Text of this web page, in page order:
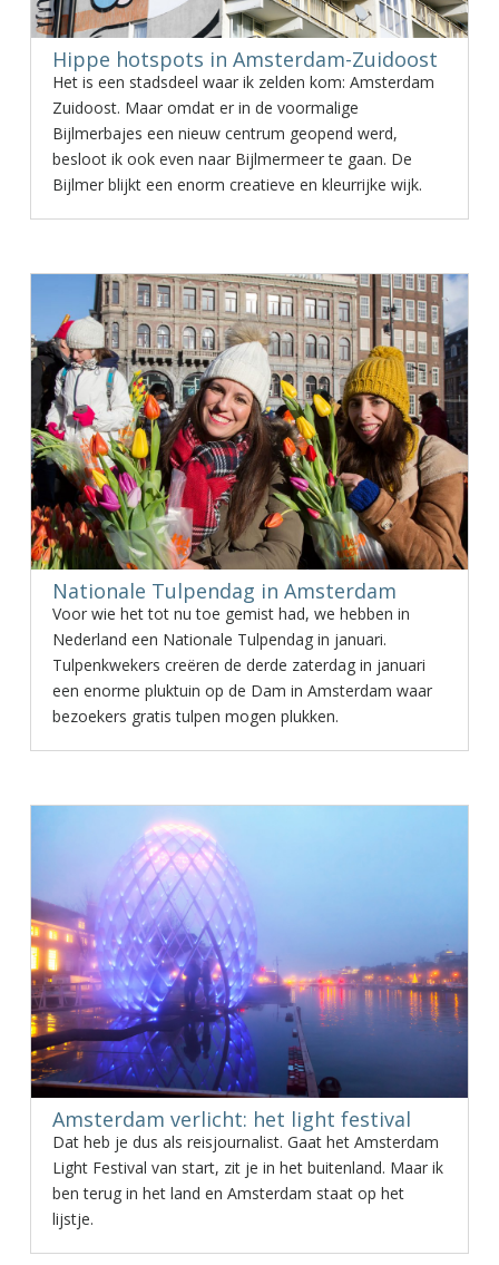
Hippe hotspots in Amsterdam-Zuidoost
Het is een stadsdeel waar ik zelden kom: Amsterdam
Zuidoost. Maar omdat er in de voormalige
Bijlmerbajes een nieuw centrum geopend werd,
besloot ik ook even naar Bijlmermeer te gaan. De
Bijlmer blijkt een enorm creatieve en kleurrijke wijk.
Nationale Tulpendag in Amsterdam
Voor wie het tot nu toe gemist had, we hebben in
Nederland een Nationale Tulpendag in januari.
Tulpenkwekers creëren de derde zaterdag in januari
een enorme pluktuin op de Dam in Amsterdam waar
bezoekers gratis tulpen mogen plukken.
Amsterdam verlicht: het light festival
Dat heb je dus als reisjournalist. Gaat het Amsterdam
Light Festival van start, zit je in het buitenland. Maar ik
ben terug in het land en Amsterdam staat op het
lijstje.